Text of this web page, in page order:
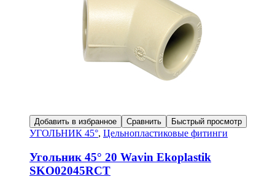
Добавить в избранное Сравнить Быстрый просмотр
УГОЛЬНИК 45°, Цельнопластиковые фитинги
Угольник 45° 20 Wavin Ekoplastik
SKO02045RCT